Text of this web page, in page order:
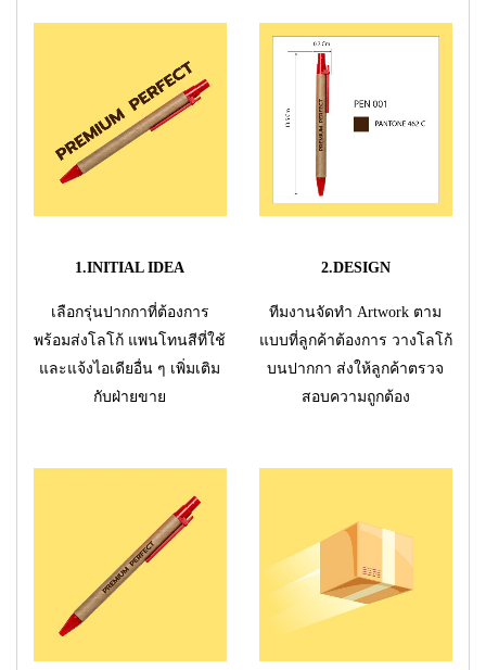
1.INITIAL IDEA
เลือกรุ่นปากกาที่ต้องการ
พร้อมส่งโลโก้ แพนโทนสีที่ใช้
และแจ้งไอเดียอื่น ๆ เพิ่มเติม
กับฝ่ายขาย
2.DESIGN
ทีมงานจัดทำ Artwork ตาม
แบบที่ลูกค้าต้องการ วางโลโก้
บนปากกา ส่งให้ลูกค้าตรวจ
สอบความถูกต้อง